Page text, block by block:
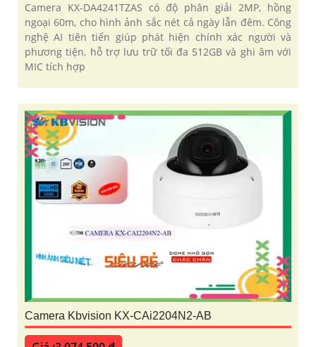
Camera KX-DA4241TZAS có độ phân giải 2MP, hồng
ngoại 60m, cho hình ảnh sắc nét cả ngày lẫn đêm. Công
nghệ AI tiên tiến giúp phát hiện chính xác người và
phương tiện, hỗ trợ lưu trữ tối đa 512GB và ghi âm với
MIC tích hợp
Camera Kbvision KX-CAi2204N2-AB